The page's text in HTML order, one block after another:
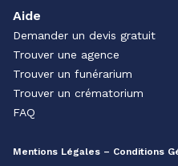
Aide
Demander un devis gratuit
Trouver une agence
Trouver un funérarium
Trouver un crématorium
FAQ
Mentions Légales – Conditions